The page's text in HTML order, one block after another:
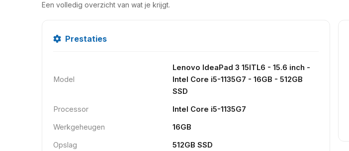
Een volledig overzicht van wat je krijgt.
Prestaties
Model
Lenovo IdeaPad 3 15ITL6 - 15.6 inch -
Intel Core i5-1135G7 - 16GB - 512GB
SSD
Processor
Intel Core i5-1135G7
Werkgeheugen
16GB
Opslag
512GB SSD